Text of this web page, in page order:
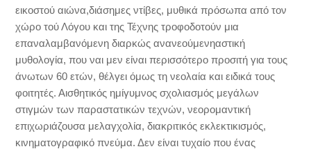
εικοστού αιώνα,διάσημες ντίβες, μυθικά πρόσωπα από τον
χώρο τού Λόγου και της Τέχνης τροφοδοτούν μια
επαναλαμβανόμενη διαρκώς ανανεούμενηαστική
μυθολογία, που ναι μεν είναι περισσότερο προσιτή για τους
άνωτων 60 ετών, θέλγει όμως τη νεολαία και ειδικά τους
φοιτητές. Αισθητικός ημίγυμνος σχολιασμός μεγάλων
στιγμών των παραστατικών τεχνών, νεορομαντική
επιχωριάζουσα μελαγχολία, διακριτικός εκλεκτικισμός,
κινηματογραφικό πνεύμα. Δεν είναι τυχαίο που ένας